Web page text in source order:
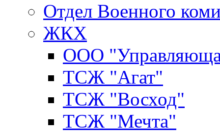
Отдел Военного
ЖКХ
ООО
ТСЖ "Агат"
ТСЖ "Восход"
ТСЖ "Мечта"